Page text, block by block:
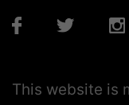
This website is